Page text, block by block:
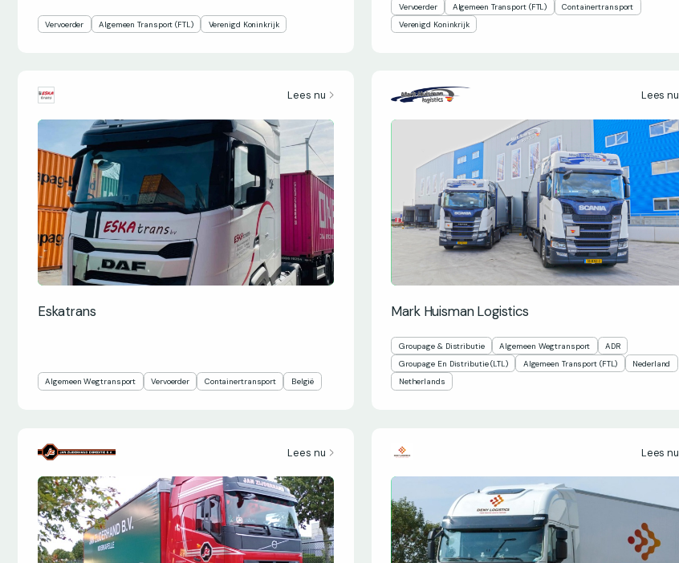
Vervoerder Algemeen Transport (FTL) Verenigd Koninkrijk
Vervoerder Algemeen Transport (FTL)
Containertransport
Verenigd Koninkrijk
Lees nu
Eskatrans
Algemeen Wegtransport Vervoerder Containertransport België
Lees nu
Mark Huisman Logistics
Groupage & Distributie Algemeen Wegtransport
ADR
Groupage En Distributie (LTL)
Algemeen Transport (FTL)
Nederland
Netherlands
Lees nu Lees nu